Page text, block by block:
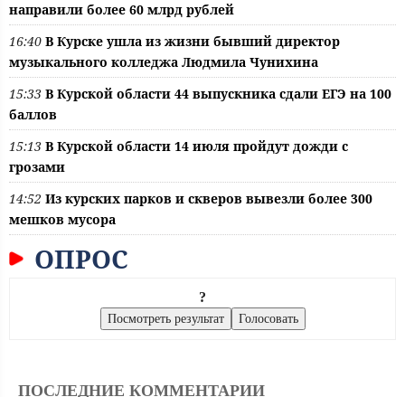
направили более 60 млрд рублей
16:40 В Курске ушла из жизни бывший директор
музыкального колледжа Людмила Чунихина
15:33 В Курской области 44 выпускника сдали ЕГЭ на 100
баллов
15:13 В Курской области 14 июля пройдут дожди с
грозами
14:52 Из курских парков и скверов вывезли более 300
мешков мусора
ОПРОС
?
ПОСЛЕДНИЕ КОММЕНТАРИИ